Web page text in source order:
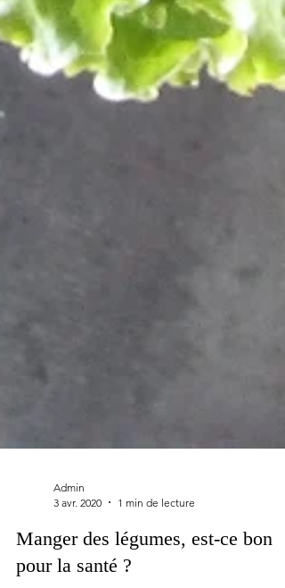
3 avr. 2020
1 min de lecture
Manger des légumes, est-ce bon